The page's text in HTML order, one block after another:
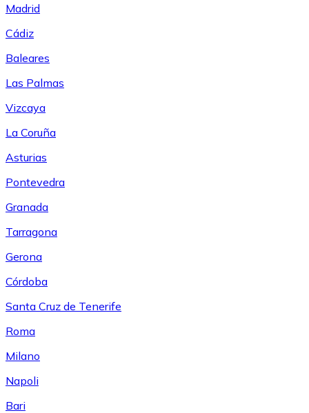
Madrid
Cádiz
Baleares
Las Palmas
Vizcaya
La Coruña
Asturias
Pontevedra
Granada
Tarragona
Gerona
Córdoba
Santa Cruz de Tenerife
Roma
Milano
Napoli
Bari